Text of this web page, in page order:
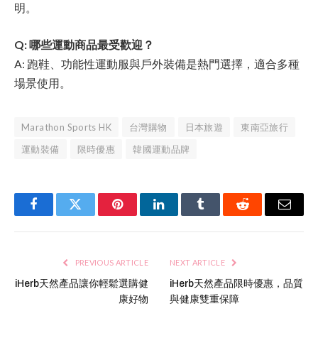
明。
Q: 哪些運動商品最受歡迎？
A: 跑鞋、功能性運動服與戶外裝備是熱門選擇，適合多種
場景使用。
Marathon Sports HK 台灣購物 日本旅遊
東南亞旅行
運動裝備
限時優惠 韓國運動品牌
FacebookTwitter PinterestLinkedInTumblr Reddit Email
PREVIOUS ARTICLE
iHerb天然產品讓你輕鬆選購健
康好物
NEXT ARTICLE
iHerb天然產品限時優惠，品質
與健康雙重保障